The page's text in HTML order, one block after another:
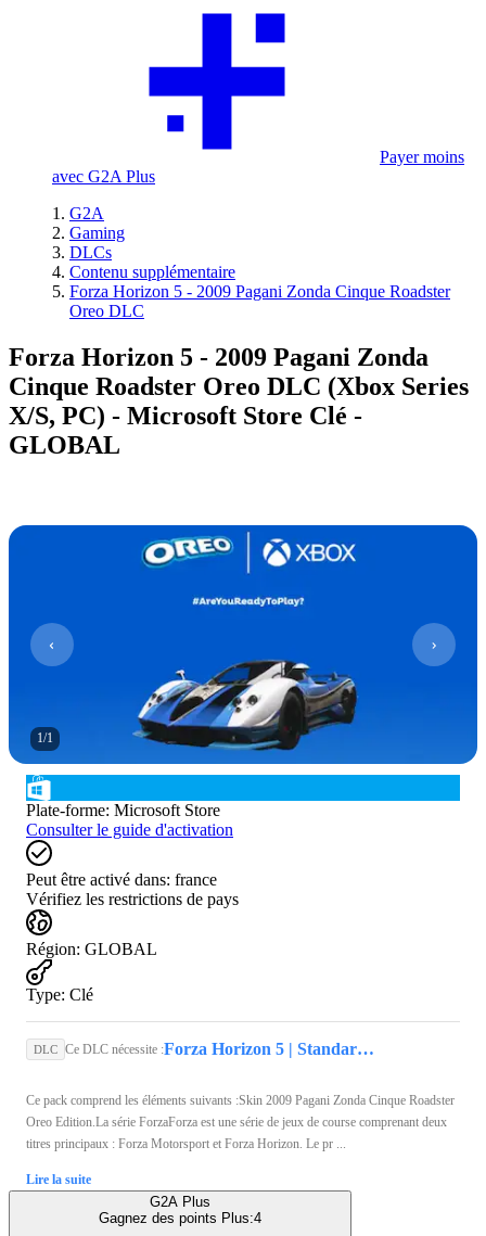
Payer moins
avec G2A Plus
G2A
Gaming
DLCs
Contenu supplémentaire
Forza Horizon 5 - 2009 Pagani Zonda Cinque Roadster
Oreo DLC
Forza Horizon 5 - 2009 Pagani Zonda
Cinque Roadster Oreo DLC (Xbox Series
X/S, PC) - Microsoft Store Clé -
GLOBAL
1/1
Plate-forme: Microsoft Store
Consulter le guide d'activation
Peut être activé dans: france
Vérifiez les restrictions de pays
Région: GLOBAL
Type: Clé
DLC Ce DLC nécessite : Forza Horizon 5 | Standard Edition (PC) - Microsoft Store Account - GLOBAL
Ce pack comprend les éléments suivants :Skin 2009 Pagani Zonda Cinque Roadster
Oreo Edition.La série ForzaForza est une série de jeux de course comprenant deux
titres principaux : Forza Motorsport et Forza Horizon. Le pr ...
Lire la suite
G2A Plus
Gagnez des points Plus:4